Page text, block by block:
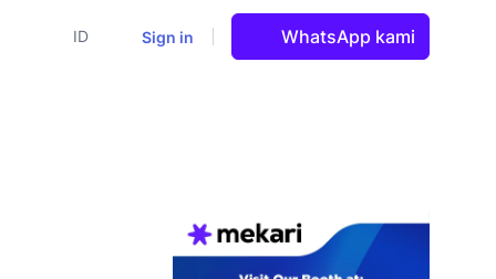
ID Sign in WhatsApp kami